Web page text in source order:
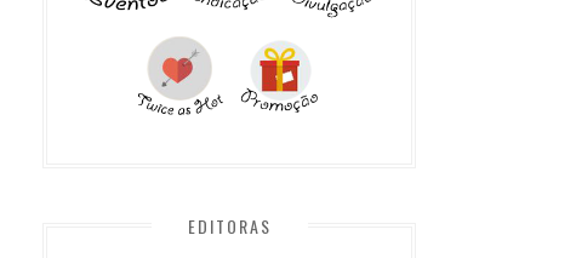
EDITORAS